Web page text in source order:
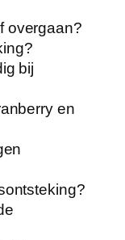
overgaan?
bij
en